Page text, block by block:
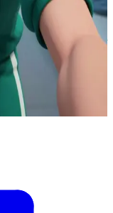
Sang-woo quan sát
hội chiến thắng của
nghĩa với cái
gần để nghe thấy kế
biết rằng quyết
đến sự sống còn